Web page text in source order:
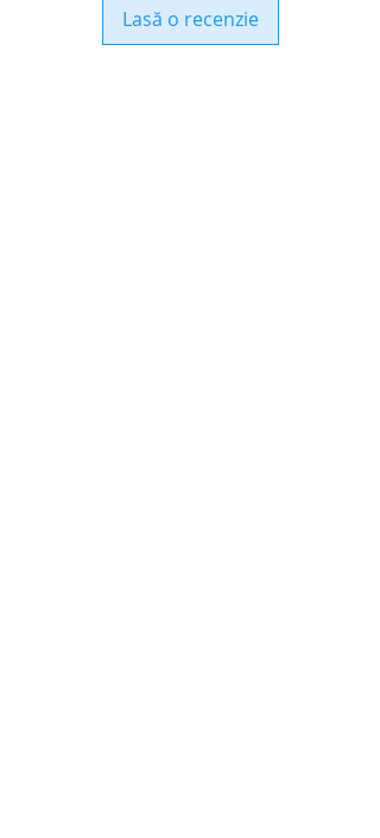
Lasă o recenzie